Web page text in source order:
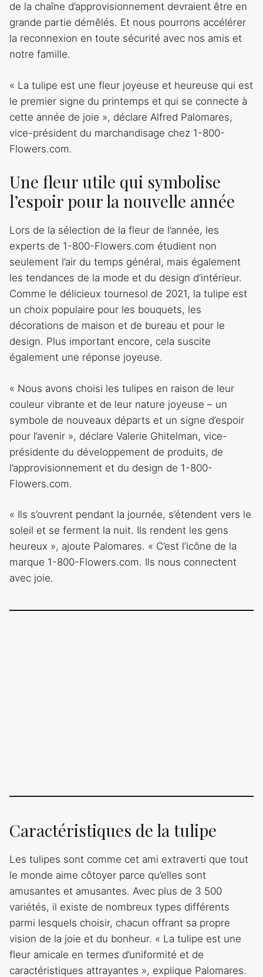
de la chaîne d’approvisionnement devraient être en
grande partie démêlés. Et nous pourrons accélérer
la reconnexion en toute sécurité avec nos amis et
notre famille.
« La tulipe est une fleur joyeuse et heureuse qui est
le premier signe du printemps et qui se connecte à
cette année de joie », déclare Alfred Palomares,
vice-président du marchandisage chez 1-800-
Flowers.com.
Une fleur utile qui symbolise
l’espoir pour la nouvelle année
Lors de la sélection de la fleur de l’année, les
experts de 1-800-Flowers.com étudient non
seulement l’air du temps général, mais également
les tendances de la mode et du design d’intérieur.
Comme le délicieux tournesol de 2021, la tulipe est
un choix populaire pour les bouquets, les
décorations de maison et de bureau et pour le
design. Plus important encore, cela suscite
également une réponse joyeuse.
« Nous avons choisi les tulipes en raison de leur
couleur vibrante et de leur nature joyeuse – un
symbole de nouveaux départs et un signe d’espoir
pour l’avenir », déclare Valerie Ghitelman, vice-
présidente du développement de produits, de
l’approvisionnement et du design de 1-800-
Flowers.com.
« Ils s’ouvrent pendant la journée, s’étendent vers le
soleil et se ferment la nuit. Ils rendent les gens
heureux », ajoute Palomares. « C’est l’icône de la
marque 1-800-Flowers.com. Ils nous connectent
avec joie.
Caractéristiques de la tulipe
Les tulipes sont comme cet ami extraverti que tout
le monde aime côtoyer parce qu’elles sont
amusantes et amusantes. Avec plus de 3 500
variétés, il existe de nombreux types différents
parmi lesquels choisir, chacun offrant sa propre
vision de la joie et du bonheur. « La tulipe est une
fleur amicale en termes d’uniformité et de
caractéristiques attrayantes », explique Palomares.